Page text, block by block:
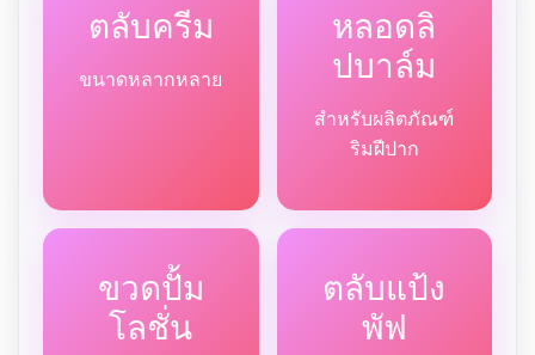
ตลับครีม
ขนาดหลากหลาย
หลอดลิ
ปบาล์ม
สำหรับผลิตภัณฑ์
ริมฝีปาก
ขวดปั้ม
โลชั่น
ตลับแป้ง
พัฟ